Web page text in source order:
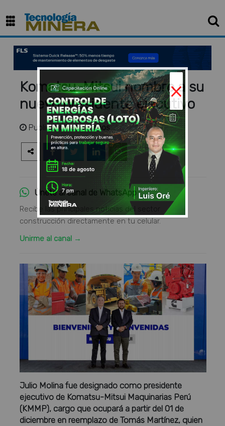
Komatsu-Mitsui nombro a su
nuevo presidente ejecutivo
Publicadohace 2 años
Únete al canal de WhatsApp
Recibe las principales noticias del sector
construcción directamente en tu celular.
Unirme al canal →
Julio Molina fue designado como presidente
ejecutivo de Komatsu-Mitsui Maquinarias Perú
(KMMP), cargo que ocupará a partir del 01 de
diciembre en reemplazo de Tomás Martínez, quien
×